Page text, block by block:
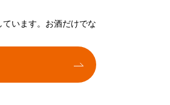
います。お酒だけでな